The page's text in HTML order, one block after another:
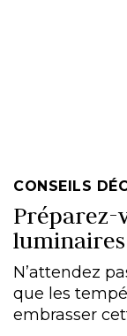
CONSEILS
Préparez-
N’attendez
que les
embrasser